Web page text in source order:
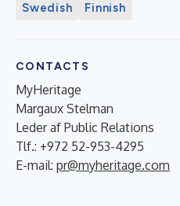
Swedish
Finnish
CONTACTS
MyHeritage
Margaux Stelman
Leder af Public Relations
Tlf.: +972 52-953-4295
E-mail: pr@myheritage.com